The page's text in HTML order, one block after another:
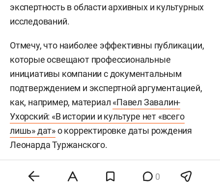
экспертность в области архивных и культурных
исследований.
Отмечу, что наиболее эффективны публикации,
которые освещают профессиональные
инициативы компании с документальным
подтверждением и экспертной аргументацией,
как, например, материал «Павел Завалин-
Ухорский: «В истории и культуре нет «всего
лишь» дат»о корректировке даты рождения
Леонарда Туржанского.
После публикации статьи о Туржанском я
получил отклик от профильных организаций —
0